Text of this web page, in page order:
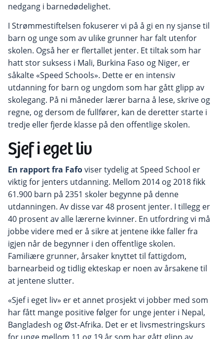
nedgang i barnedødelighet.
I Strømmestiftelsen fokuserer vi på å gi en ny sjanse til
barn og unge som av ulike grunner har falt utenfor
skolen. Også her erflertallet jenter. Et tiltak som har
hatt stor suksess i Mali, Burkina Faso og Niger, er
såkalte «Speed Schools». Dette er en intensiv
utdanning for barn og ungdom som har gått glipp av
skolegang. På ni måneder lærer barna å lese, skrive og
regne, og dersom de fullfører, kan de deretter starte i
tredje eller fjerde klasse på den offentlige skolen.
Sjef i eget liv
En rapport fra Fafoviser tydelig at Speed School er
viktig for jenters utdanning. Mellom 2014 og 2018 fikk
61.900 barn på 2351 skoler begynne på denne
utdanningen. Av disse var 48 prosent jenter. I tillegg er
40 prosent av alle lærerne kvinner. En utfordringvi må
jobbevidere med er å sikreat jentene ikkefaller fra
igjen når de begynner i den offentligeskolen.
Familiære grunner, årsaker knyttet til fattigdom,
barnearbeid og tidlig ekteskap er noen av årsakene til
at jentene slutter.
«Sjef i eget liv» er etannet prosjektvi jobber med som
har fått mange positive følger for unge jenter i Nepal,
Bangladesh og Øst-Afrika. Det er et livsmestringskurs